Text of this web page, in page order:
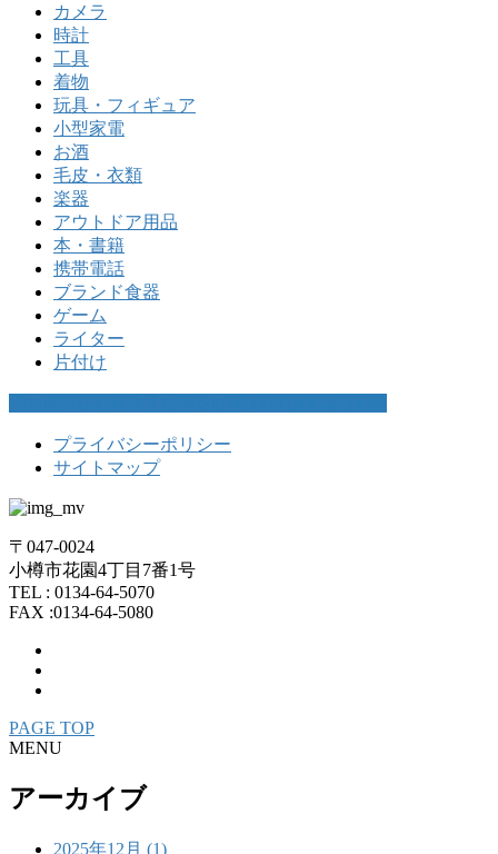
カメラ
時計
工具
着物
玩具・フィギュア
小型家電
お酒
毛皮・衣類
楽器
アウトドア用品
本・書籍
携帯電話
ブランド食器
ゲーム
ライター
片付け
プライバシーポリシー
サイトマップ
〒047-0024
小樽市花園4丁目7番1号
TEL : 0134-64-5070
FAX :0134-64-5080
PAGE TOP
MENU
アーカイブ
2025年12月 (1)